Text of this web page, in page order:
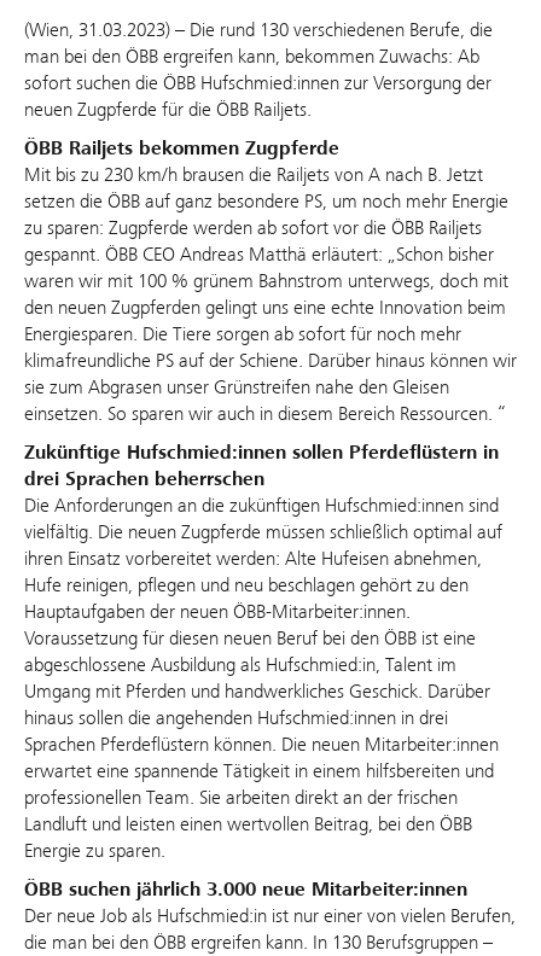
(Wien, 31.03.2023) – Die rund 130 verschiedenen Berufe, die
man bei den ÖBB ergreifen kann, bekommen Zuwachs: Ab
sofort suchen die ÖBB Hufschmied:innen zur Versorgung der
neuen Zugpferde für die ÖBB Railjets.
ÖBB Railjets bekommen Zugpferde
Mit bis zu 230 km/h brausen die Railjets von A nach B. Jetzt
setzen die ÖBB auf ganz besondere PS, um noch mehr Energie
zu sparen: Zugpferde werden ab sofort vor die ÖBB Railjets
gespannt. ÖBB CEO Andreas Matthä erläutert: „Schon bisher
waren wir mit 100 % grünem Bahnstrom unterwegs, doch mit
den neuen Zugpferden gelingt uns eine echte Innovation beim
Energiesparen. Die Tiere sorgen ab sofort für noch mehr
klimafreundliche PS auf der Schiene. Darüber hinaus können wir
sie zum Abgrasen unser Grünstreifen nahe den Gleisen
einsetzen. So sparen wir auch in diesem Bereich Ressourcen. “
Zukünftige Hufschmied:innen sollen Pferdeflüstern in
drei Sprachen beherrschen
Die Anforderungen an die zukünftigen Hufschmied:innen sind
vielfältig. Die neuen Zugpferde müssen schließlich optimal auf
ihren Einsatz vorbereitet werden: Alte Hufeisen abnehmen,
Hufe reinigen, pflegen und neu beschlagen gehört zu den
Hauptaufgaben der neuen ÖBB-Mitarbeiter:innen.
Voraussetzung für diesen neuen Beruf bei den ÖBB ist eine
abgeschlossene Ausbildung als Hufschmied:in, Talent im
Umgang mit Pferden und handwerkliches Geschick. Darüber
hinaus sollen die angehenden Hufschmied:innen in drei
Sprachen Pferdeflüstern können. Die neuen Mitarbeiter:innen
erwartet eine spannende Tätigkeit in einem hilfsbereiten und
professionellen Team. Sie arbeiten direkt an der frischen
Landluft und leisten einen wertvollen Beitrag, bei den ÖBB
Energie zu sparen.
ÖBB suchen jährlich 3.000 neue Mitarbeiter:innen
Der neue Job als Hufschmied:in ist nur einer von vielen Berufen,
die man bei den ÖBB ergreifen kann. In 130 Berufsgruppen –